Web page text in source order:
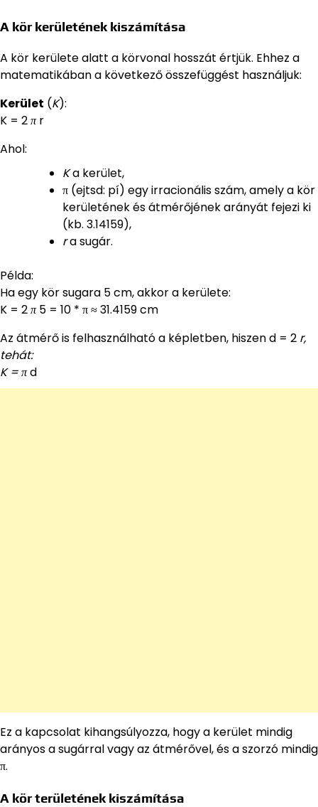
A kör kerületének kiszámítása
A kör kerülete alatt a körvonal hosszát értjük. Ehhez a
matematikában a következő összefüggést használjuk:
Kerület (K):
K = 2πr
Ahol:
Ka kerület,
π (ejtsd: pí) egy irracionális szám, amely a kör
kerületének és átmérőjének arányát fejezi ki
(kb. 3.14159),
ra sugár.
Példa:
Ha egy kör sugara 5 cm, akkor a kerülete:
K = 2π5 = 10 * π ≈ 31.4159 cm
Az átmérő is felhasználható a képletben, hiszen d = 2 r,
tehát:
K = πd
Ez a kapcsolat kihangsúlyozza, hogy a kerület mindig
arányos a sugárral vagy az átmérővel, és a szorzó mindig
π.
A kör területének kiszámítása